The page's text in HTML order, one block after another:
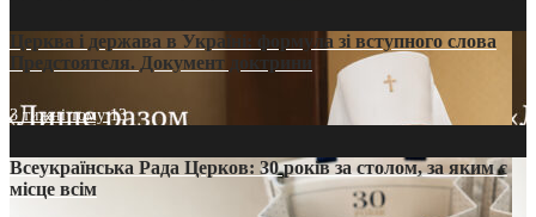
Церква і держава в Україні: формула зі вступного слова
Предстоятеля. Документ доктрини
3 тижні тому13
Всеукраїнська Рада Церков: 30 років за столом, за яким є
місце всім